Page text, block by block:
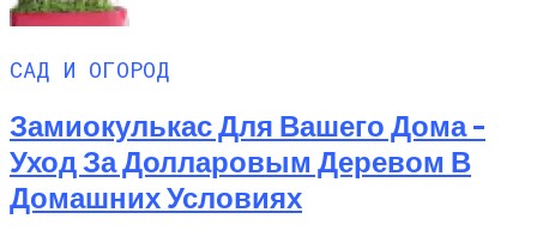
САД И ОГОРОД
Замиокулькас Для Вашего Дома –
Уход За Долларовым Деревом В
Домашних Условиях